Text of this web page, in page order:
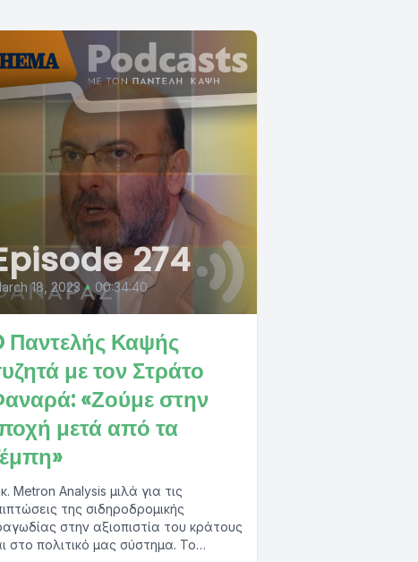
274
18, 2023 • 00:34:40
Παντελής Καψής
με τον Στράτο
«Ζούμε στην
μετά από τα
Metron Analysis μιλά για τις
της σιδηροδρομικής
στην αξιοπιστία του κράτους
στο πολιτικό μας σύστημα. Το